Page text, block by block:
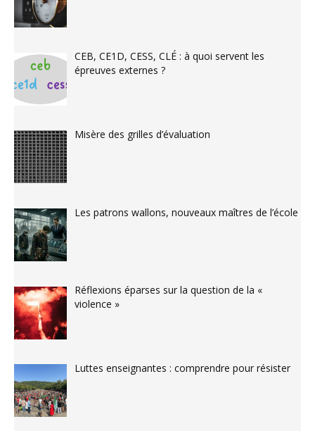
CEB, CE1D, CESS, CLÉ : à quoi servent les
épreuves externes ?
Misère des grilles d’évaluation
Les patrons wallons, nouveaux maîtres de l’école
Réflexions éparses sur la question de la «
violence »
Luttes enseignantes : comprendre pour résister